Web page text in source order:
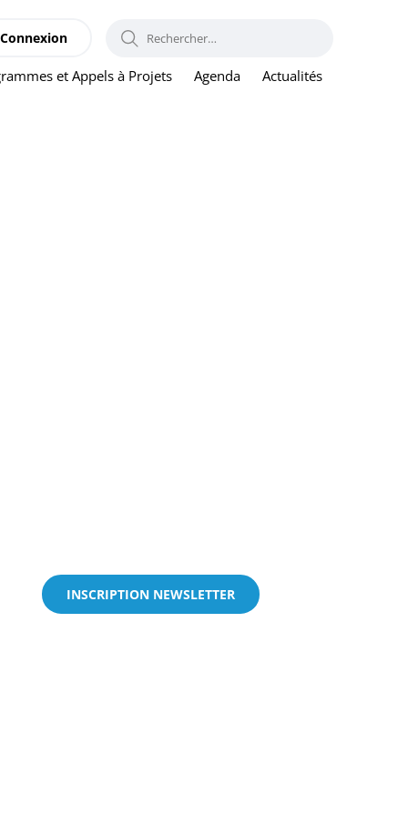
et Appels à Projets Agenda Actualités
Connexion RECHERCHER :
INSCRIPTION NEWSLETTER